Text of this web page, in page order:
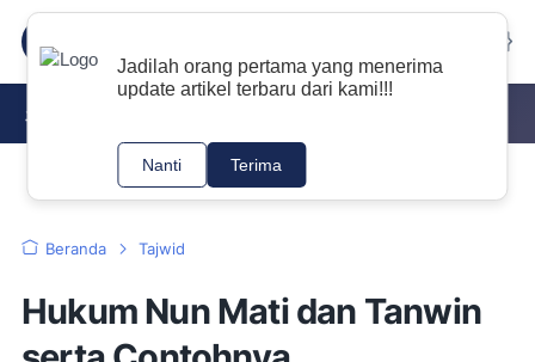
Jadilah orang pertama yang menerima
update artikel terbaru dari kami!!!
Nanti Terima
Beranda Tajwid
Hukum Nun Mati dan Tanwin